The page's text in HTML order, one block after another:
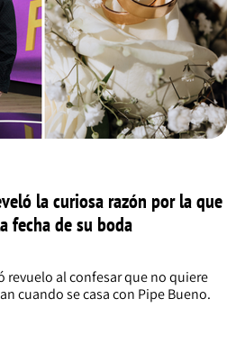
la curiosa razón por la que
fecha de su boda
revuelo al confesar que no quiere
cuando se casa con Pipe Bueno.